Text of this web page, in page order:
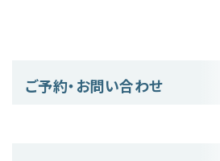
ご予約・お問い合わせ